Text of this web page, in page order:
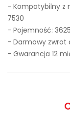
- Kompatybilny z
7530
- Pojemność:
- Darmowy zwrot
- Gwarancja 12